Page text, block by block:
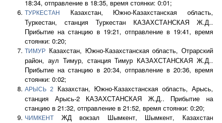
18:34, отправление в 18:35, время стоянки: 0:01;
ТУРКЕСТАН
Казахстан, Южно-Казахстанская область,
Туркестан, станция Туркестан КАЗАХСТАНСКАЯ Ж.Д..
Прибытие на станцию в 19:21, отправление в 19:41, время
стоянки: 0:20;
ТИМУР Казахстан, Южно-Казахстанская область, Отрарский
район, аул Тимур, станция Тимур КАЗАХСТАНСКАЯ Ж.Д..
Прибытие на станцию в 20:34, отправление в 20:36, время
стоянки: 0:02;
АРЫСЬ 2
Казахстан, Южно-Казахстанская область, Арысь,
станция Арысь-2 КАЗАХСТАНСКАЯ Ж.Д.. Прибытие на
станцию в 21:32, отправление в 21:52, время стоянки: 0:20;
ЧИМКЕНТ
ЖД вокзал Шымкент, Шымкент, Казахстан